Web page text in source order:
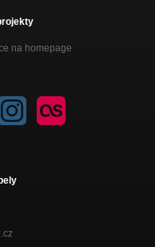
na homepage